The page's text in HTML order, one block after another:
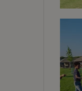
_pinterest_ct_ua